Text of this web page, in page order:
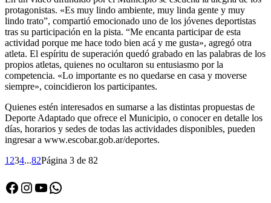
protagonistas. «Es muy lindo ambiente, muy linda gente y muy
lindo trato”, compartió emocionado uno de los jóvenes deportistas
tras su participación en la pista. “Me encanta participar de esta
actividad porque me hace todo bien acá y me gusta», agregó otra
atleta. El espíritu de superación quedó grabado en las palabras de los
propios atletas, quienes no ocultaron su entusiasmo por la
competencia. «Lo importante es no quedarse en casa y moverse
siempre», coincidieron los participantes.
Quienes estén interesados en sumarse a las distintas propuestas de
Deporte Adaptado que ofrece el Municipio, o conocer en detalle los
días, horarios y sedes de todas las actividades disponibles, pueden
ingresar a www.escobar.gob.ar/deportes.
1 234...82Página 3 de 82
Facebook
Instagram
YouTube
WhatsApp